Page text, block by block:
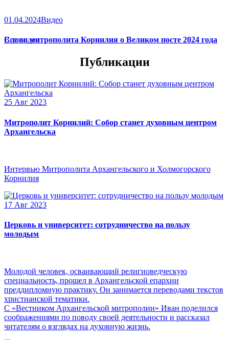
01.04.2024Видео
Слово митрополита Корнилия о Великом посте 2024 года
Все видео
Публикации
25 Авг 2023
Митрополит Корнилий: Собор станет духовным центром
Архангельска
Интервью Митрополита Архангельского и Холмогорского
Корнилия
17 Авг 2023
Церковь и университет: сотрудничество на пользу
молодым
Молодой человек, осваивающий религиоведческую
специальность, прошел в Архангельской епархии
преддипломную практику. Он занимается переводами текстов
христианской тематики.
С «Вестником Архангельской митрополии» Иван поделился
соображениями по поводу своей деятельности и рассказал
читателям о взглядах на духовную жизнь.